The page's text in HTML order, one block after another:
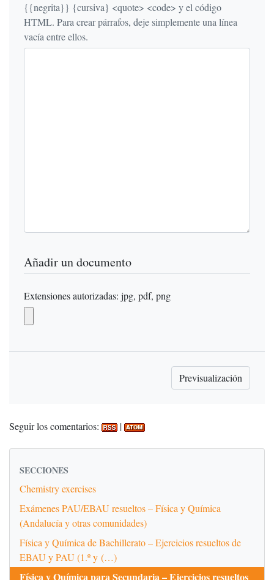
{{negrita}} {cursiva} <quote> <code> y el código
HTML. Para crear párrafos, deje simplemente una línea
vacía entre ellos.
Añadir un documento
Extensiones autorizadas: jpg, pdf, png
Seguir los comentarios: |
SECCIONES
Chemistry exercises
Exámenes PAU/EBAU resueltos – Física y Química
(Andalucía y otras comunidades)
Física y Química de Bachillerato – Ejercicios resueltos de
EBAU y PAU (1.º y (…)
Física y Química para Secundaria – Ejercicios resueltos